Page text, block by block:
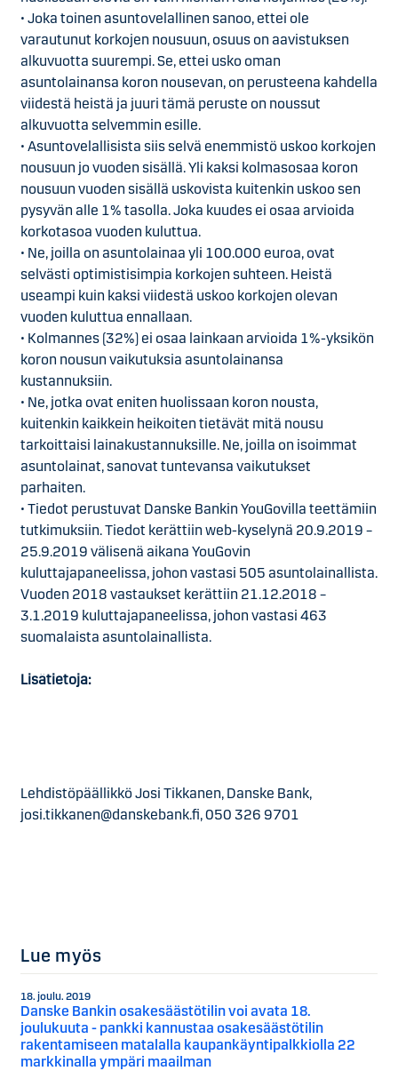
• Joka toinen asuntovelallinen sanoo, ettei ole
varautunut korkojen nousuun, osuus on aavistuksen
alkuvuotta suurempi. Se, ettei usko oman
asuntolainansa koron nousevan, on perusteena kahdella
viidestä heistä ja juuri tämä peruste on noussut
alkuvuotta selvemmin esille.
• Asuntovelallisista siis selvä enemmistö uskoo korkojen
nousuun jo vuoden sisällä. Yli kaksi kolmasosaa koron
nousuun vuoden sisällä uskovista kuitenkin uskoo sen
pysyvän alle 1% tasolla. Joka kuudes ei osaa arvioida
korkotasoa vuoden kuluttua.
• Ne, joilla on asuntolainaa yli 100.000 euroa, ovat
selvästi optimistisimpia korkojen suhteen. Heistä
useampi kuin kaksi viidestä uskoo korkojen olevan
vuoden kuluttua ennallaan.
• Kolmannes (32%) ei osaa lainkaan arvioida 1%-yksikön
koron nousun vaikutuksia asuntolainansa
kustannuksiin.
• Ne, jotka ovat eniten huolissaan koron nousta,
kuitenkin kaikkein heikoiten tietävät mitä nousu
tarkoittaisi lainakustannuksille. Ne, joilla on isoimmat
asuntolainat, sanovat tuntevansa vaikutukset
parhaiten.
• Tiedot perustuvat Danske Bankin YouGovilla teettämiin
tutkimuksiin. Tiedot kerättiin web-kyselynä 20.9.2019 –
25.9.2019 välisenä aikana YouGovin
kuluttajapaneelissa, johon vastasi 505 asuntolainallista.
Vuoden 2018 vastaukset kerättiin 21.12.2018 –
3.1.2019 kuluttajapaneelissa, johon vastasi 463
suomalaista asuntolainallista.
Lisätietoja:
Lehdistöpäällikkö Josi Tikkanen, Danske Bank,
josi.tikkanen@danskebank.fi, 050 326 9701
Lue myös
18. joulu. 2019
Danske Bankin osakesäästötilin voi avata 18.
joulukuuta - pankki kannustaa osakesäästötilin
rakentamiseen matalalla kaupankäyntipalkkiolla 22
markkinalla ympäri maailman